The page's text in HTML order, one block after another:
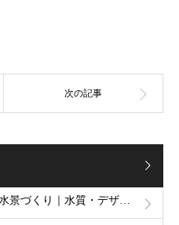
プールソムリエが語る理想の水景づくり｜水質・デザイン・空間の専門知識